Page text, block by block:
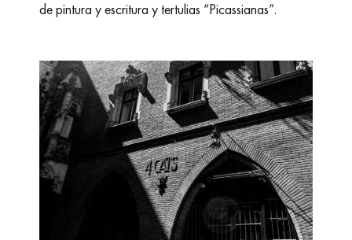
de pintura y escritura y tertulias “Picassianas”.